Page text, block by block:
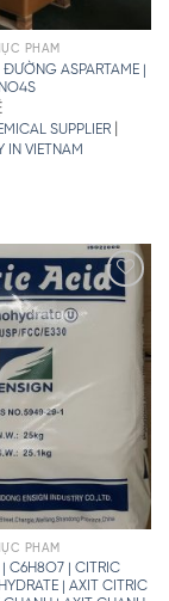
PHẨM
ĐƯỜNG ASPARTAME |
SUPPLIER|
IN VIETNAM
PHẨM
C6H8O7 | CITRIC
| AXIT CITRIC